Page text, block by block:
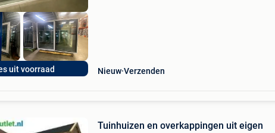
uit voorraad Nieuw Verzenden
Tuinhuizen en overkappingen uit eigen